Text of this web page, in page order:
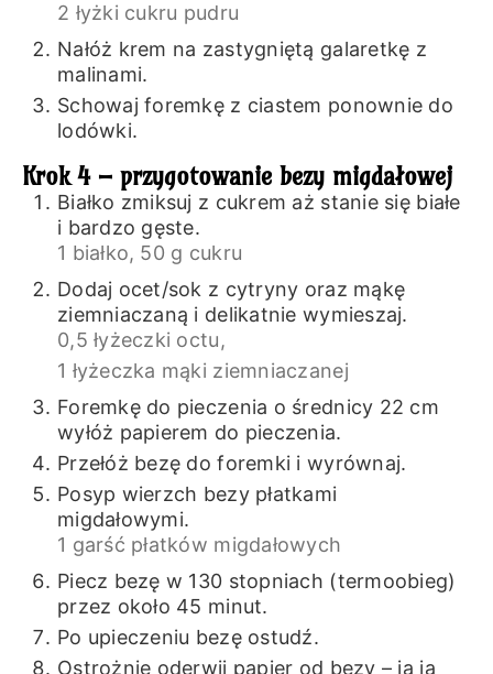
2 łyżki cukru pudru
Nałóż krem na zastygniętą galaretkę z
malinami.
Schowaj foremkę z ciastem ponownie do
lodówki.
Krok 4 – przygotowanie bezy migdałowej
Białko zmiksuj z cukrem aż stanie się białe
i bardzo gęste.
1 białko, 50 g cukru
Dodaj ocet/sok z cytryny oraz mąkę
ziemniaczaną i delikatnie wymieszaj.
0,5 łyżeczki octu,
1 łyżeczka mąki ziemniaczanej
Foremkę do pieczenia o średnicy 22 cm
wyłóż papierem do pieczenia.
Przełóż bezę do foremki i wyrównaj.
Posyp wierzch bezy płatkami
migdałowymi.
1 garść płatków migdałowych
Piecz bezę w 130 stopniach (termoobieg)
przez około 45 minut.
Po upieczeniu bezę ostudź.
Ostrożnie oderwij papier od bezy – ja ją